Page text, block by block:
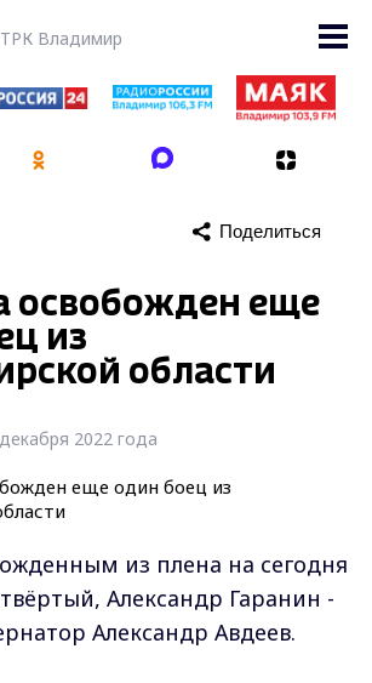
Владимир
Поделиться
освобожден еще
из
области
2022 года
из плена на сегодня
Александр Гаранин -
Александр Авдеев.